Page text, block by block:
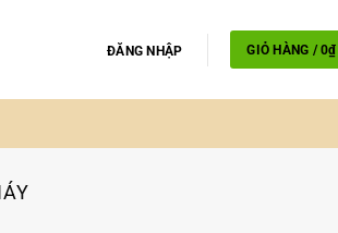
ĐĂNG NHẬP GIỎ HÀNG /0₫